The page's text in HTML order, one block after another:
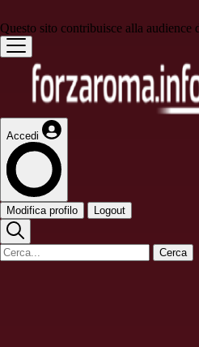
Questo sito contribuisce alla audience
Accedi
Modifica profilo Logout
Cerca